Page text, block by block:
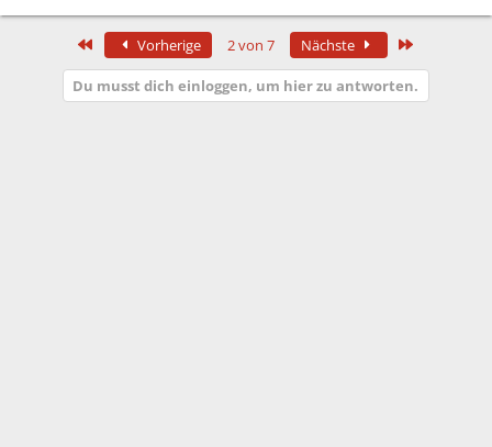
Erste Vorherige 2 von 7 Nächste
Du musst dich einloggen, um hier zu antworten.